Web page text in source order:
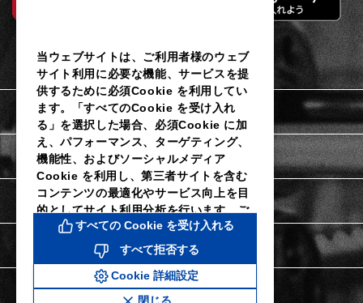
利用規約
個人情報保護に関するご通知
Cookieポリシー
Cookie詳細設定
特定商取引法に関する表示
当ウェブサイトは、ご利用者様のウェブ
サイト利用に必要な機能、サービスを提
供するために必須Cookie を利用してい
ます。「すべてのCookie を受け入れ
る」を選択した場合、必須Cookie に加
え、パフォーマンス、ターゲティング、
機能性、およびソーシャルメディア
Cookie を利用し、第三者サイトを含む
コンテンツの最適化やサービス向上を目
的としてサイト利用分析を行います。ご
利用者様は当社のCookie 設定ツールに
よりいつでも同意を撤回し、Cookie 設
定を変更することができます。同意を拒
否し、パフォーマンス、ターゲティン
グ、機能性およびソーシャルメディア
すべての Cookie を受け入れる
すべて拒否する
Cookie 詳細設定